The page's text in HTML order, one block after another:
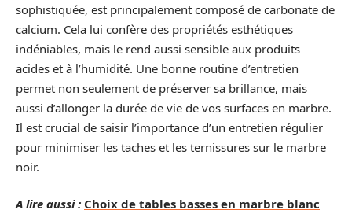
sophistiquée, est principalement composé de carbonate de
calcium. Cela lui confère des propriétés esthétiques
indéniables, mais le rend aussi sensible aux produits
acides et à l’humidité. Une bonne routine d’entretien
permet non seulement de préserver sa brillance, mais
aussi d’allonger la durée de vie de vos surfaces en marbre.
Il est crucial de saisir l’importance d’un entretien régulier
pour minimiser les taches et les ternissures sur le marbre
noir.
A lire aussi : Choix de tables basses en marbre blanc